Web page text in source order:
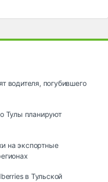
водителя, погубившего
Тулы планируют
на экспортные
в Тульской